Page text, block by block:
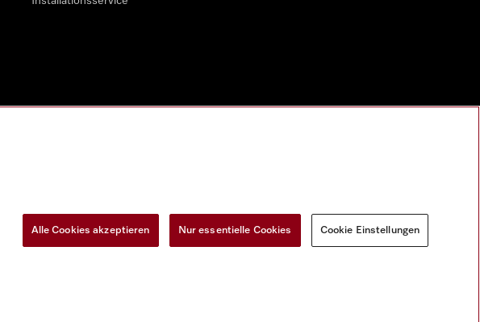
Alle Cookies akzeptieren Nur essentielle Cookies Cookie Einstellungen